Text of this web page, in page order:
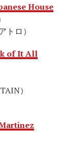
House
ロ）
of It All
）